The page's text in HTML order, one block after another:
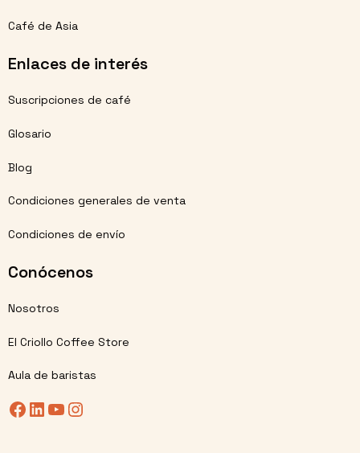
Café de Asia
Enlaces de interés
Suscripciones de café
Glosario
Blog
Condiciones generales de venta
Condiciones de envío
Conócenos
Nosotros
El Criollo Coffee Store
Aula de baristas
Facebook LinkedIn YouTube Instagram